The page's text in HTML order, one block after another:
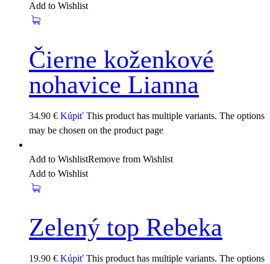
Add to Wishlist
Čierne koženkové
nohavice Lianna
34.90 € Kúpiť This product has multiple variants. The options
may be chosen on the product page
Add to WishlistRemove from Wishlist
Add to Wishlist
Zelený top Rebeka
19.90 € Kúpiť This product has multiple variants. The options